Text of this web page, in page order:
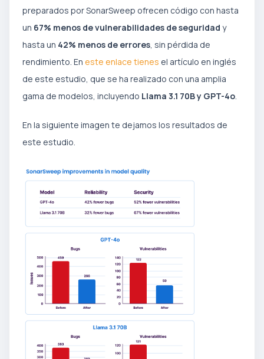
preparados por SonarSweep ofrecen código con hasta
un 67% menos de vulnerabilidades de seguridad y
hasta un 42% menos de errores, sin pérdida de
rendimiento. En este enlace tienes el artículo en inglés
de este estudio, que se ha realizado con una amplia
gama de modelos, incluyendo Llama 3.1 70B y GPT-4o.
En la siguiente imagen te dejamos los resultados de
este estudio.